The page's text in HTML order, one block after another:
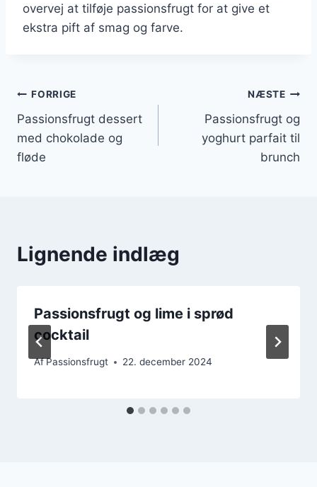
overvej at tilføje passionsfrugt for at give et
ekstra pift af smag og farve.
Indlægsnavigation
FORRIGE
Passionsfrugt dessert
med chokolade og
fløde
NÆSTE
Passionsfrugt og
yoghurt parfait til
brunch
Lignende indlæg
Passionsfrugt og lime i sprød
cocktail
AfPassionsfrugt 22. december 2024